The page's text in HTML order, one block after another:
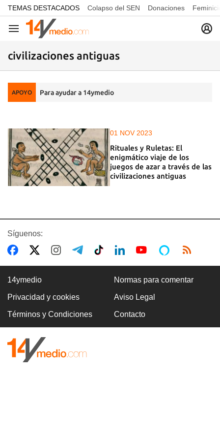
common.go-to-content
TEMAS DESTACADOS Colapso del SEN Donaciones
Navegación
civilizaciones antiguas
APOYO Para ayudar a 14ymedio
01 NOV 2023
Rituales y Ruletas: El
enigmático viaje de los
juegos de azar a través de las
civilizaciones antiguas
Síguenos:
14ymedio Normas para comentar
Privacidad y cookies Aviso Legal
Términos y Condiciones Contacto